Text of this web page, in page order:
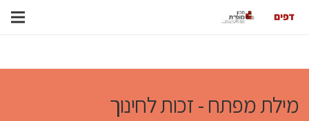
מילת מפתח - זכות לחינוך